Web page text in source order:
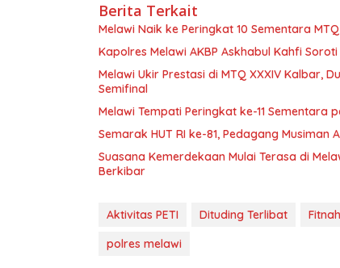
Berita Terkait
Melawi Naik ke Peringkat 10 Sementara
Kapolres Melawi AKBP Askhabul Kahfi
Melawi Ukir Prestasi di MTQ XXXIV Kalbar,
Semifinal
Melawi Tempati Peringkat ke-11 Sementara
Semarak HUT RI ke-81, Pedagang Musiman
Suasana Kemerdekaan Mulai Terasa di
Berkibar
Aktivitas PETI Dituding Terlibat Fitnah
polres melawi